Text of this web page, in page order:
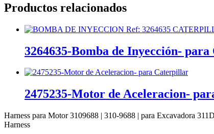
Productos relacionados
3264635-Bomba de Inyección-
2475235-Motor de Aceleracion-
Harness para Motor 3109688 | 310-9688 | para Excavadora
Harness